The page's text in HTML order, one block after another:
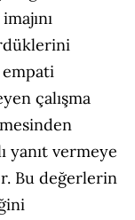
çalışma
yanıt vermeye
Bu değerlerin